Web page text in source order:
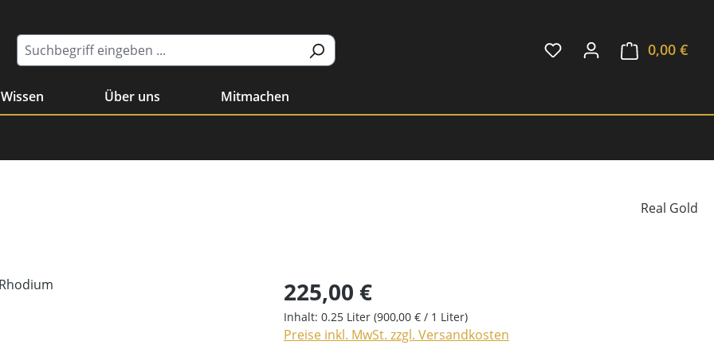
0,00 €
Wissen Über uns Mitmachen
Real Gold
225,00 €
Inhalt: 0.25 Liter (900,00 € / 1 Liter)
Preise inkl. MwSt. zzgl. Versandkosten